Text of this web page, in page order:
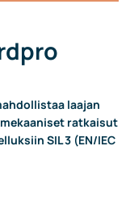
laajan
ratkaisut
SIL 3 (EN/IEC